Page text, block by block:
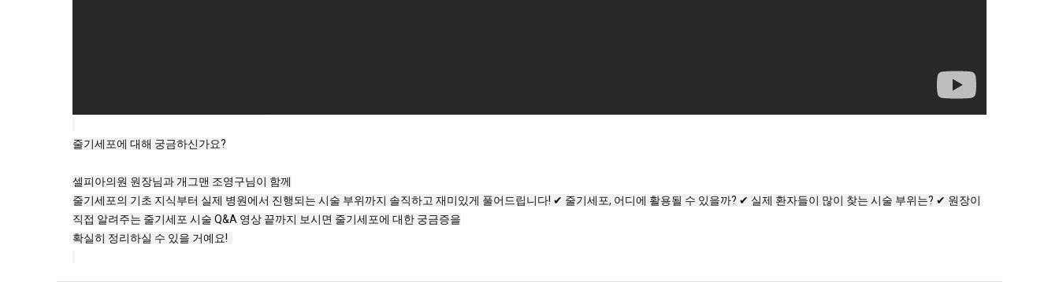
줄기세포에 대해 궁금하신가요?
셀피아의원 원장님과 개그맨 조영구님이 함께
줄기세포의 기초 지식부터 실제 병원에서 진행되는 시술 부위까지 솔직하고 재미있게 풀어드립니다! ✔ 줄기세포, 어디에 활용될 수 있을까? ✔ 실제 환자들이 많이 찾는 시술 부위는? ✔ 원장이
직접 알려주는 줄기세포 시술 Q&A 영상 끝까지 보시면 줄기세포에 대한 궁금증을
확실히 정리하실 수 있을 거예요!